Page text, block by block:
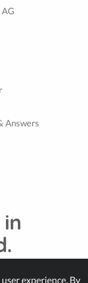
Answers
experience. By